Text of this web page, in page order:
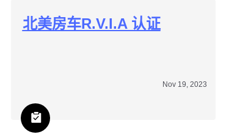
北美房车R.V.I.A 认证
Nov 19, 2023